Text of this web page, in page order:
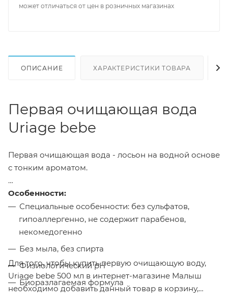
может отличаться от цен в розничных магазинах
ОПИСАНИЕ ХАРАКТЕРИСТИКИ ТОВАРА
Первая очищающая вода
Uriage bebe
Первая очищающая вода - лосьон на водной основе
с тонким ароматом.
Особенности:
Специальные особенности: без сульфатов,
гипоаллергенно, не содержит парабенов,
некомедогенно
Без мыла, без спирта
Физиологический pH
Биоразлагаемая формула
Для того, чтобы купить первую очищающую воду,
Uriage bebe 500 мл в интернет-магазине Малыш
необходимо добавить данный товар в корзину,